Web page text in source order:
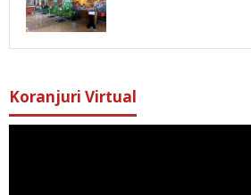
Koranjuri Virtual